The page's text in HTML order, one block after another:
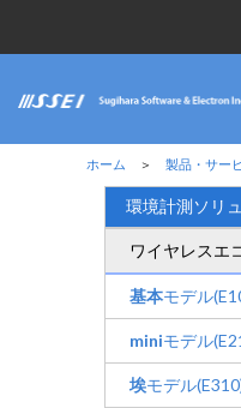
ホーム ＞ 製品・サー
環境計測ソリ
ワイヤレスエ
基本モデル
miniモデル
埃モデル